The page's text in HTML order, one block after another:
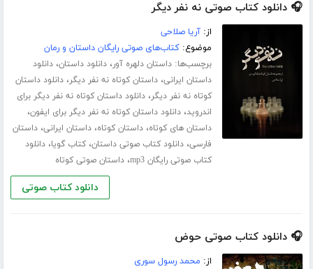
🎧 دانلود کتاب صوتی نه نفر دیگر
از:آریا صلاحی
موضوع:کتاب‌های صوتی رایگان داستان و رمان
برچسب‌ها:داستان دلهره آور،دانلود داستان،دانلود
داستان ایرانی،داستان کوتاه نه نفر دیگر،دانلود داستان
کوتاه نه نفر دیگر،دانلود داستان کوتاه نه نفر دیگر برای
اندروید،دانلود داستان کوتاه نه نفر دیگر برای ایفون،
داستان های کوتاه،داستان کوتاه،داستان ایرانی،داستان
فارسی،دانلود کتاب صوتی داستان،کتاب گویا،دانلود
کتاب صوتی رایگان mp3
،داستان صوتی کوتاه
دانلود کتاب صوتی
🎧 دانلود کتاب صوتی حوض
از: محمد رسول سوری